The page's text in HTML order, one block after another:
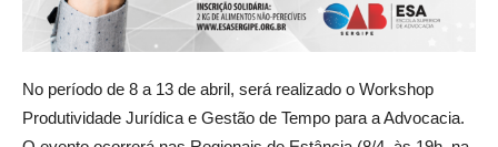
No período de 8 a 13 de abril, será realizado o Workshop
Produtividade Jurídica e Gestão de Tempo para a Advocacia.